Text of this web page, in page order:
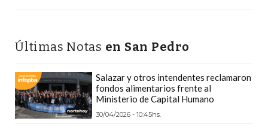
LA
PLATAFORMA?
CHANGUITO.COM.AR,
LA
TIENDA
Últimas Notas en San Pedro
Salazar y otros intendentes reclamaron
fondos alimentarios frente al
Ministerio de Capital Humano
30/04/2026 - 10:45hs.